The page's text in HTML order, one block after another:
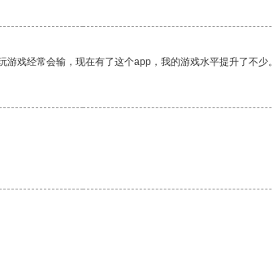
戏经常会输，现在有了这个app，我的游戏水平提升了不少。